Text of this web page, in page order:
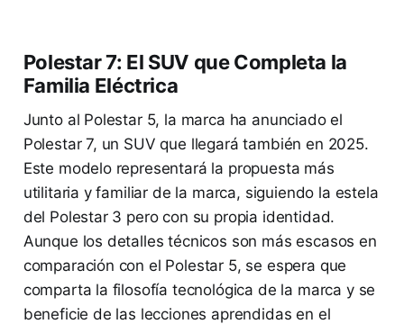
Polestar 7: El SUV que Completa la
Familia Eléctrica
Junto al Polestar 5, la marca ha anunciado el
Polestar 7, un SUV que llegará también en 2025.
Este modelo representará la propuesta más
utilitaria y familiar de la marca, siguiendo la estela
del Polestar 3 pero con su propia identidad.
Aunque los detalles técnicos son más escasos en
comparación con el Polestar 5, se espera que
comparta la filosofía tecnológica de la marca y se
beneficie de las lecciones aprendidas en el